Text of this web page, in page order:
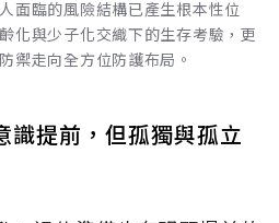
面臨的風險結構已產生根本性位
化與少子化交織下的生存考驗，更
禦走向全方位防護布局。
識提前，但孤獨與孤立